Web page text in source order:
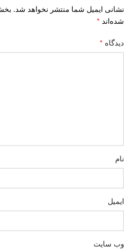
نشانی ایمیل شما منتشر نخواهد شد.
شده‌اند *
دیدگاه *
نام
ایمیل
وب‌ سایت